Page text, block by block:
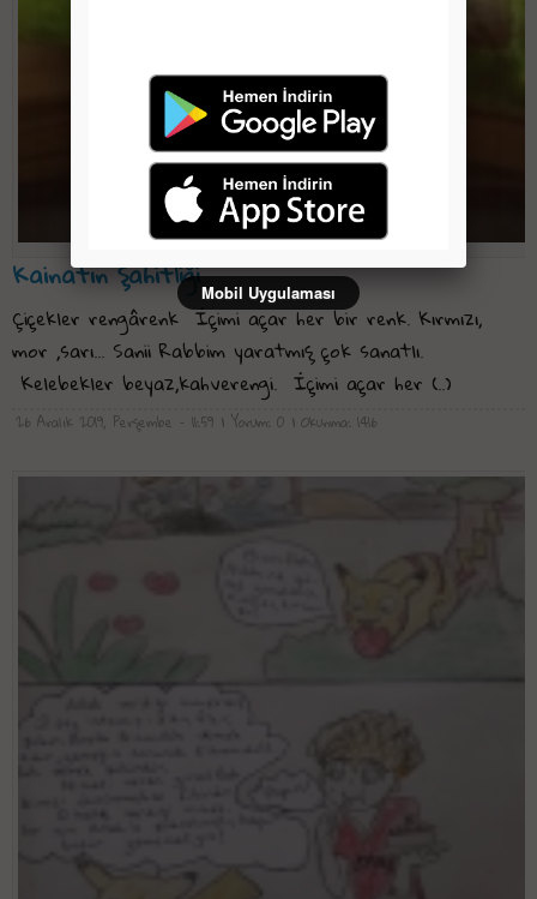
Kainatın Şahitliği
Çiçekler rengârenk İçimi açar her bir renk. Kırmızı,
mor ,sarı... Sanii Rabbim yaratmış çok sanatlı.
Kelebekler beyaz,kahverengi. İçimi açar her (..)
26 Aralık 2019, Perşembe - 11:59 | Yorum: 0 | Okunma: 1416
Mobil Uygulaması